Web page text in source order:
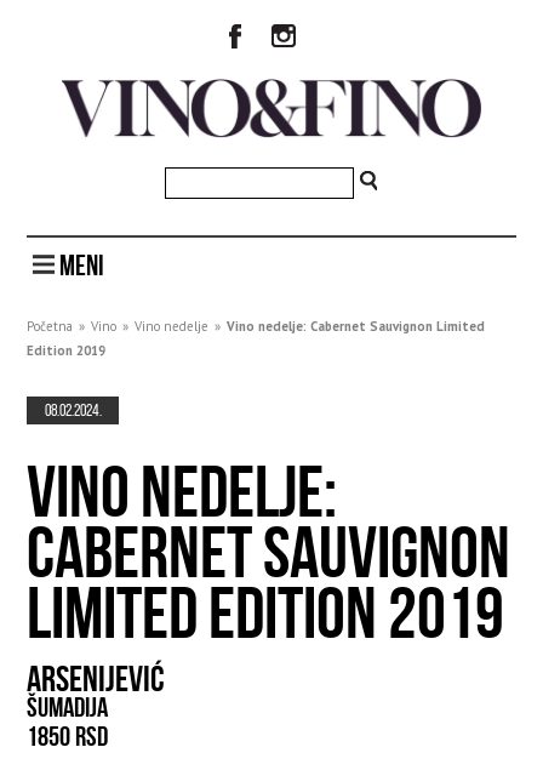
MENI
Početna » Vino » Vino nedelje » Vino nedelje: Cabernet Sauvignon Limited
Edition 2019
08.02.2024.
VINO NEDELJE:
CABERNET SAUVIGNON
LIMITED EDITION 2019
ARSENIJEVIĆ
ŠUMADIJA
1850 RSD